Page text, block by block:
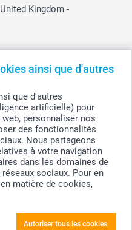
ainsi que d'autres
que d'autres
artificielle) pour
personnaliser nos
des fonctionnalités
Nous partageons
à votre navigation
dans les domaines de
sociaux. Pour en
matière de cookies,
Autoriser tous les cookies
United Kingdom -
9230 Wetteren, Belgique
2711 5569 - BIC: GEBABEBB
incluse et hors frais de port.